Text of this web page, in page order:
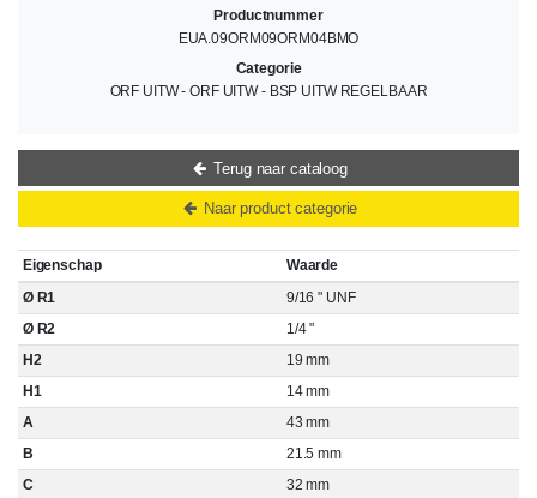
Eigenschap
Waarde
Ø R1
9/16 " UNF
Ø R2
1/4 "
H2
19 mm
H1
14 mm
A
43 mm
B
21.5 mm
C
32 mm
Productnummer
EUA.09ORM09ORM04BMO
Categorie
ORF UITW - ORF UITW - BSP UITW REGELBAAR
Terug naar cataloog
Naar product categorie